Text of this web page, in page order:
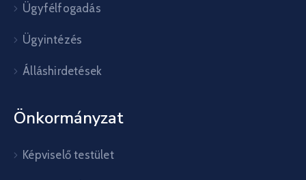
Ügyfélfogadás
Ügyintézés
Álláshirdetések
Önkormányzat
Képviselő testület